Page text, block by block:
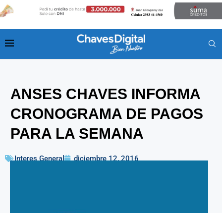
ANSES CHAVES INFORMA
CRONOGRAMA DE PAGOS
PARA LA SEMANA
Interes General diciembre 12, 2016